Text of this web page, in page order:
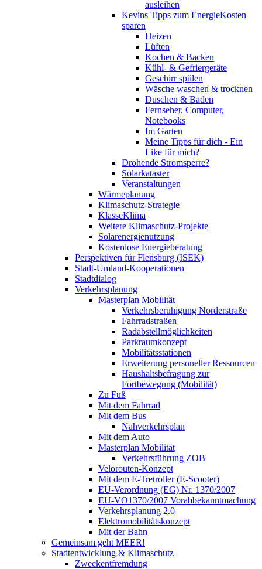
ausleihen
Kevins Tipps zum EnergieKosten
sparen
Heizen
Lüften
Kochen & Backen
Kühl- & Gefriergeräte
Geschirr spülen
Wäsche waschen & trocknen
Duschen & Baden
Fernseher, Computer,
Notebooks
Im Garten
Meine Tipps für dich - Ein
Like für mich?
Drohende Stromsperre?
Solarkataster
Veranstaltungen
Wärmeplanung
Klimaschutz-Strategie
KlasseKlima
Weitere Klimaschutz-Projekte
Solarenergienutzung
Kostenlose Energieberatung
Perspektiven für Flensburg (ISEK)
Stadt-Umland-Kooperationen
Stadtdialog
Verkehrsplanung
Masterplan Mobilität
Verkehrsberuhigung Norderstraße
Fahrradstraßen
Radabstellmöglichkeiten
Parkraumkonzept
Mobilitätsstationen
Erweiterung personeller Ressourcen
Haushaltsbefragung zur
Fortbewegung (Mobilität)
Zu Fuß
Mit dem Fahrrad
Mit dem Bus
Nahverkehrsplan
Mit dem Auto
Masterplan Mobilität
Verkehrsführung ZOB
Velorouten-Konzept
Mit dem E-Tretroller (E-Scooter)
EU-Verordnung (EG) Nr. 1370/2007
EU-VO1370/2007 Vorabbekanntmachung
Verkehrsplanung 2.0
Elektromobilitätskonzept
Mit der Bahn
Gemeinsam geht MEER!
Stadtentwicklung & Klimaschutz
Zweckentfremdung